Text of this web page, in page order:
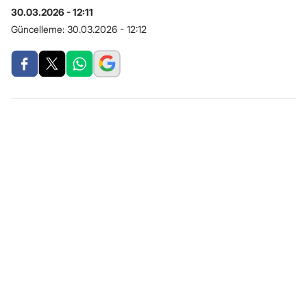
30.03.2026 - 12:11
Güncelleme: 30.03.2026 - 12:12